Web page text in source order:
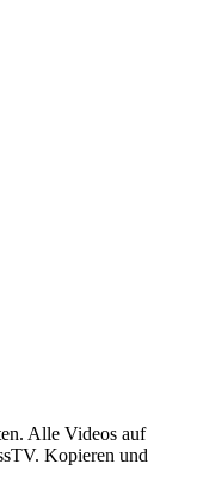
Alle Videos auf
Kopieren und